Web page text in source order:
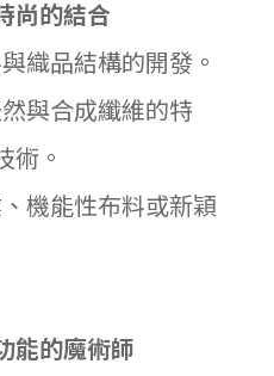
尚的結合
織品結構的開發。
與合成纖維的特
術。
機能性布料或新穎
能的魔術師